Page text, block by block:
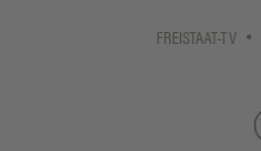
FREISTAAT-TV